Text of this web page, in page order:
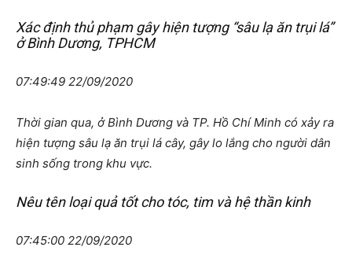
Xác định thủ phạm gây hiện tượng “sâu lạ ăn trụi lá”
ở Bình Dương, TPHCM
07:49:49 22/09/2020
Thời gian qua, ở Bình Dương và TP. Hồ Chí Minh có xảy ra
hiện tượng sâu lạ ăn trụi lá cây, gây lo lắng cho người dân
sinh sống trong khu vực.
Nêu tên loại quả tốt cho tóc, tim và hệ thần kinh
07:45:00 22/09/2020